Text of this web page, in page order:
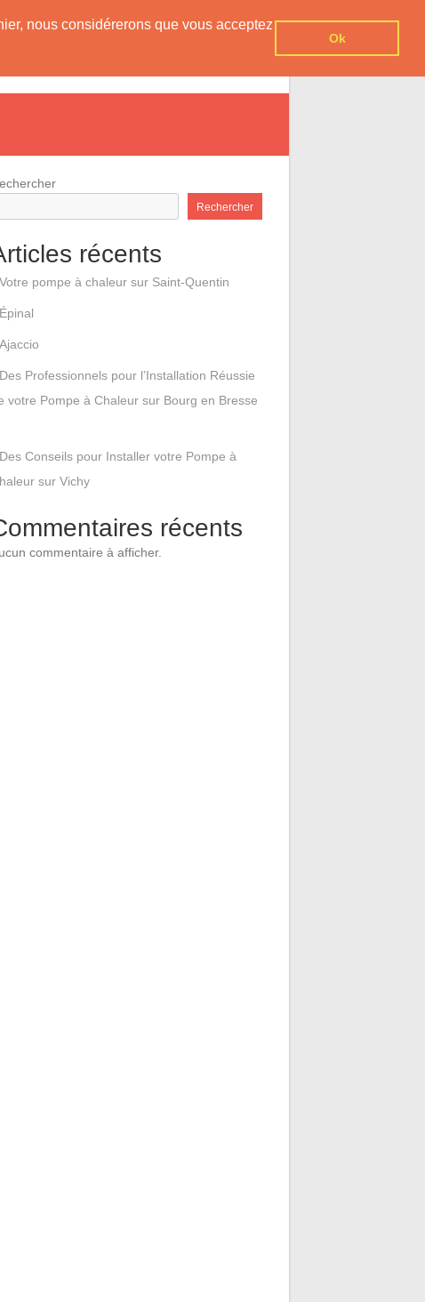
nous considérerons que vous acceptez
Ok
Rechercher
récents
Votre pompe à chaleur sur Saint-Quentin
Épinal
Ajaccio
Des Professionnels pour l’Installation Réussie
votre Pompe à Chaleur sur Bourg en Bresse
Des Conseils pour Installer votre Pompe à
sur Vichy
récents
commentaire à afficher.